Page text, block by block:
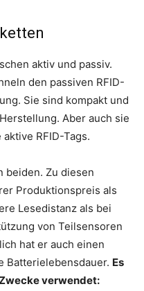
aktiv und passiv.
den passiven RFID-
Sie sind kompakt und
Aber auch sie
RFID-Tags.
beiden. Zu diesen
Produktionspreis als
Lesedistanz als bei
von Teilsensoren
hat er auch einen
Batterielebensdauer. Es
verwendet: